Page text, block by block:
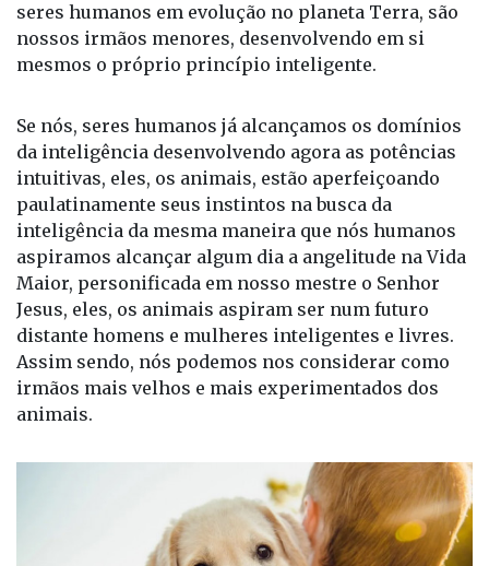
seres humanos em evolução no planeta Terra, são
nossos irmãos menores, desenvolvendo em si
mesmos o próprio princípio inteligente.
Se nós, seres humanos já alcançamos os domínios
da inteligência desenvolvendo agora as potências
intuitivas, eles, os animais, estão aperfeiçoando
paulatinamente seus instintos na busca da
inteligência da mesma maneira que nós humanos
aspiramos alcançar algum dia a angelitude na Vida
Maior, personificada em nosso mestre o Senhor
Jesus, eles, os animais aspiram ser num futuro
distante homens e mulheres inteligentes e livres.
Assim sendo, nós podemos nos considerar como
irmãos mais velhos e mais experimentados dos
animais.